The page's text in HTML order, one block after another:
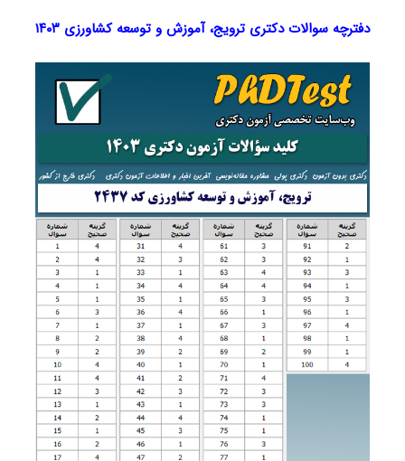
دفترچه سوالات دکتری ترویج، آموزش و توسعه کشاورزی ۱۴۰۳